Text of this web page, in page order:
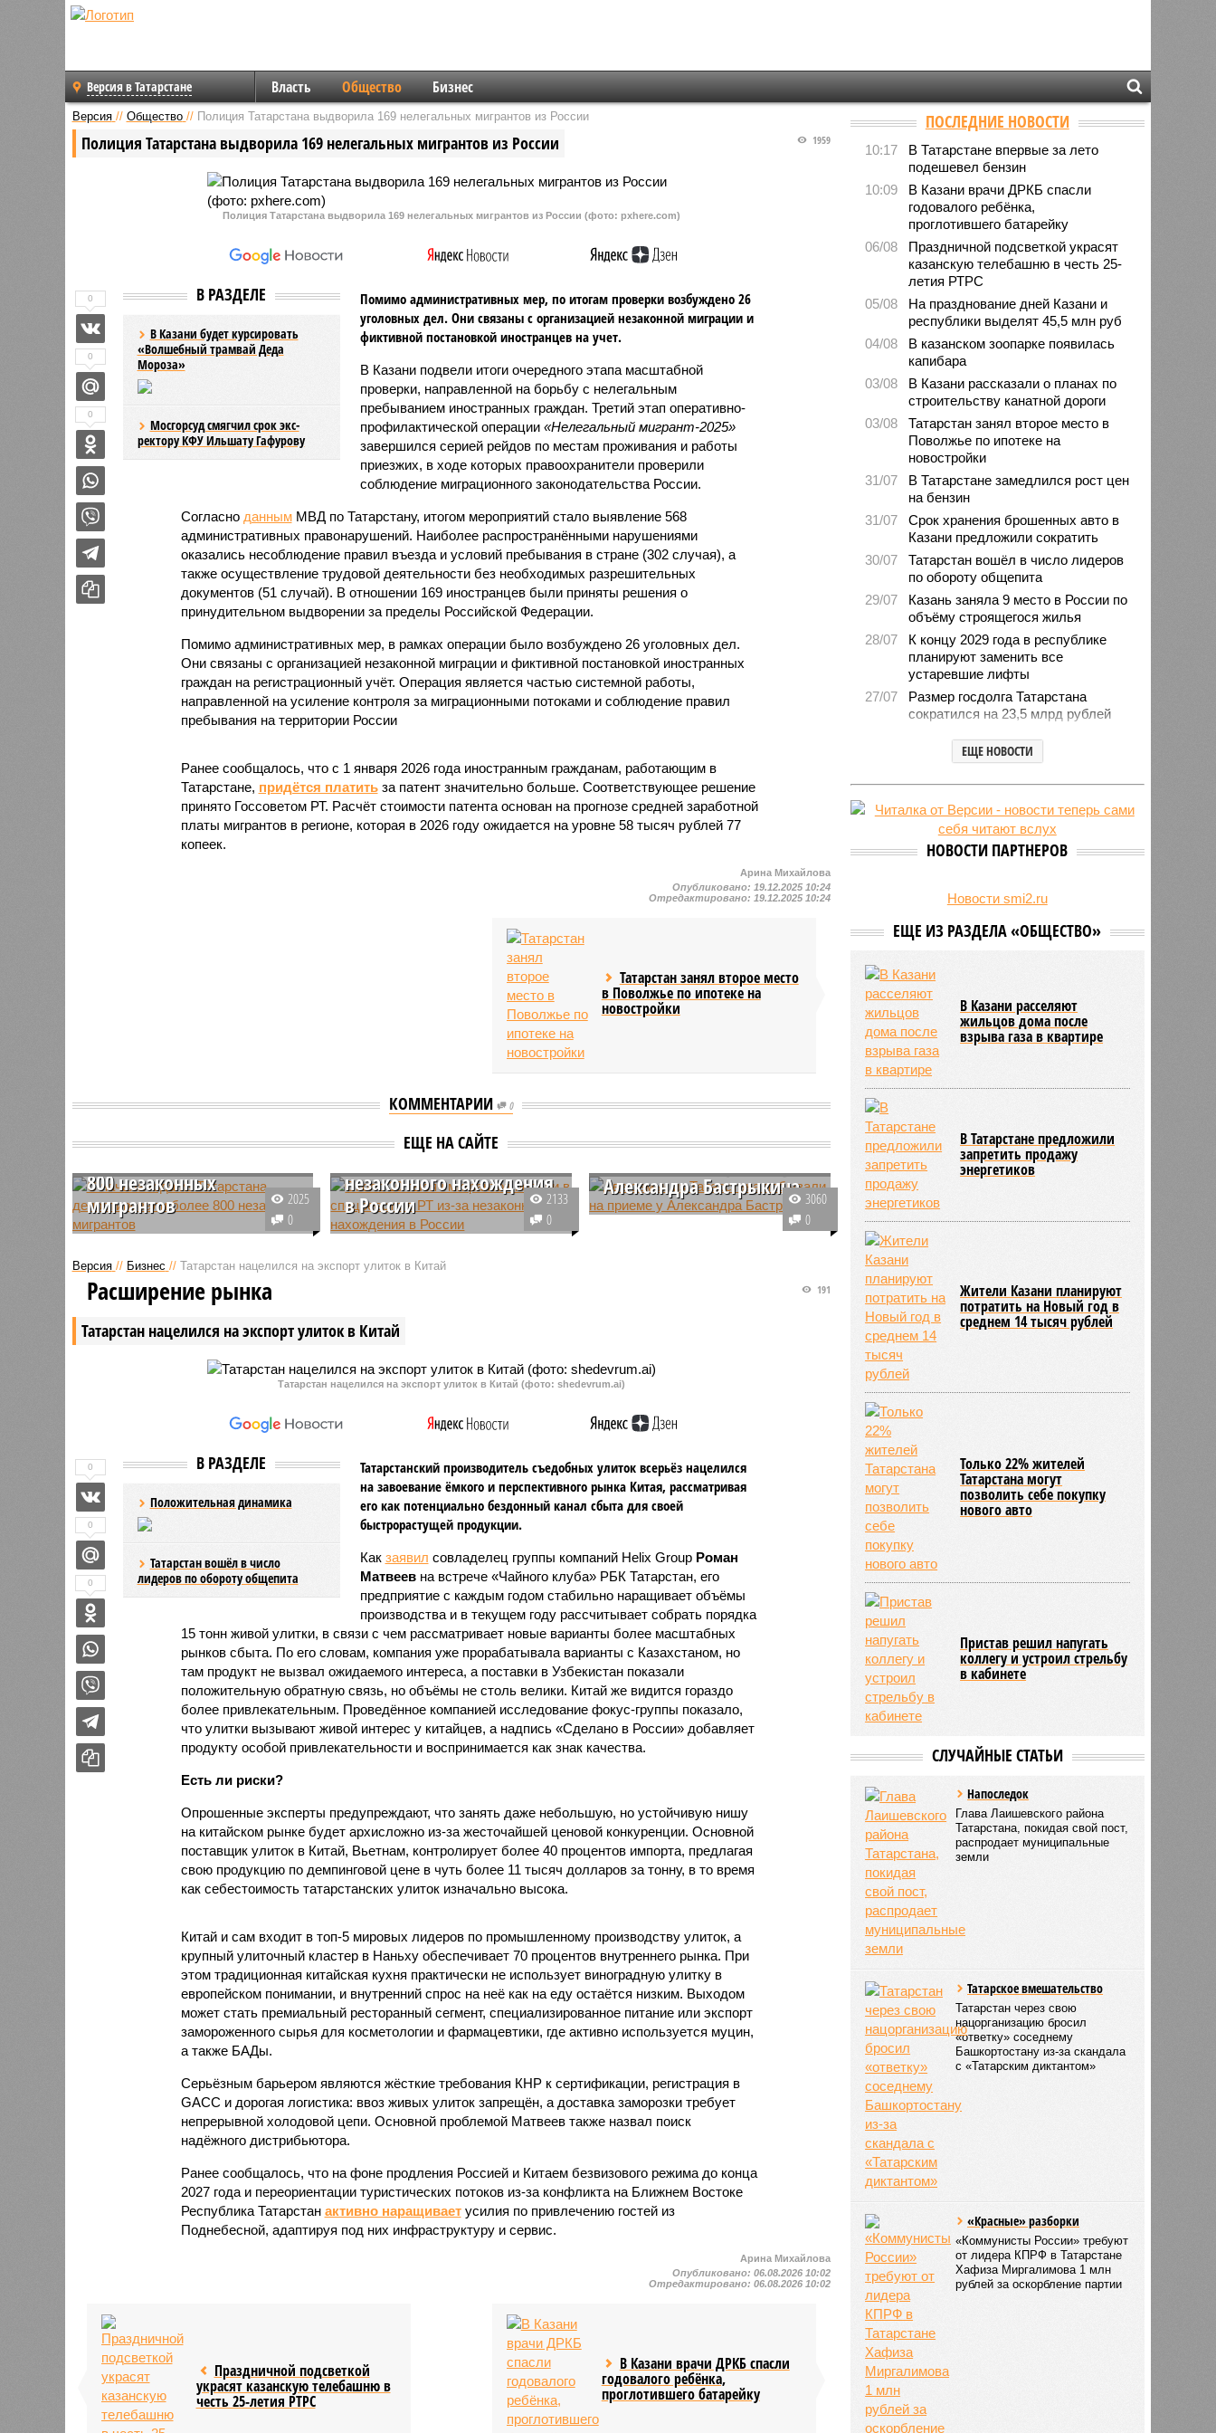
Версия в Татарстане Власть Общество Бизнес
Версия // Общество // Полиция Татарстана выдворила 169 нелегальных мигрантов из России
Полиция Татарстана выдворила 169 нелегальных мигрантов из России 1959
Полиция Татарстана выдворила 169 нелегальных мигрантов из России (фото: pxhere.com)
В РАЗДЕЛЕ
В Казани будет курсировать
«Волшебный трамвай Деда
Мороза»
Мосгорсуд смягчил срок экс-
ректору КФУ Ильшату Гафурову
Помимо административных мер, по итогам проверки возбуждено 26
уголовных дел. Они связаны с организацией незаконной миграции и
фиктивной постановкой иностранцев на учет.
В Казани подвели итоги очередного этапа масштабной
проверки, направленной на борьбу с нелегальным
пребыванием иностранных граждан. Третий этап оперативно-
профилактической операции «Нелегальный мигрант-2025»
завершился серией рейдов по местам проживания и работы
приезжих, в ходе которых правоохранители проверили
соблюдение миграционного законодательства России.
Согласно даннымМВД по Татарстану, итогом мероприятий стало выявление 568
административных правонарушений. Наиболее распространёнными нарушениями
оказались несоблюдение правил въезда и условий пребывания в стране (302 случая), а
также осуществление трудовой деятельности без необходимых разрешительных
документов (51 случай). В отношении 169 иностранцев были приняты решения о
принудительном выдворении за пределы Российской Федерации.
Помимо административных мер, в рамках операции было возбуждено 26 уголовных дел.
Они связаны с организацией незаконной миграции и фиктивной постановкой иностранных
граждан на регистрационный учёт. Операция является частью системной работы,
направленной на усиление контроля за миграционными потоками и соблюдение правил
пребывания на территории России
Ранее сообщалось, что с 1 января 2026 года иностранным гражданам, работающим в
Татарстане, придётся платитьза патент значительно больше. Соответствующее решение
принято Госсоветом РТ. Расчёт стоимости патента основан на прогнозе средней заработной
платы мигрантов в регионе, которая в 2026 году ожидается на уровне 58 тысяч рублей 77
копеек.
0
0
0
Арина Михайлова
Опубликовано: 19.12.2025 10:24
Отредактировано: 19.12.2025 10:24
Татарстан занял второе место
в Поволжье по ипотеке на
новостройки
КОММЕНТАРИИ 0
ЕЩЕ НА САЙТЕ
С начала года из
Татарстана
800 незаконных
мигрантов
Согласно данным управления
приставов (ФССП) России по РТ,
с начала года из республики
депортировали более 800
незаконных мигрантов.
2025
0
Около 10 тысяч
мигрантов попали в
спецреестр в РТ из-за
незаконного нахождения
в России
Как сообщили в УВМ МВД по
внесённых в реестр – мужчины
подтверждающих законное
работу.
2133
0
Две семьи из Татарстана
Александра Бастрыкина
Две семьи из Татарстана в
поисках справедливости дошли
3060
0
Версия // Бизнес // Татарстан нацелился на экспорт улиток в Китай
Татарстан нацелился на экспорт улиток в Китай
191
Расширение рынка
Татарстан нацелился на экспорт улиток в Китай (фото: shedevrum.ai)
В РАЗДЕЛЕ
Положительная динамика
Татарстан вошёл в число
лидеров по обороту общепита
Татарстанский производитель съедобных улиток всерьёз нацелился
на завоевание ёмкого и перспективного рынка Китая, рассматривая
его как потенциально бездонный канал сбыта для своей
быстрорастущей продукции.
Как заявил совладелец группы компаний Helix Group Роман
Матвеевна встрече «Чайного клуба» РБК Татарстан, его
предприятие с каждым годом стабильно наращивает объёмы
производства и в текущем году рассчитывает собрать порядка
15 тонн живой улитки, в связи с чем рассматривает новые варианты более масштабных
рынков сбыта. По его словам, компания уже прорабатывала варианты с Казахстаном, но
там продукт не вызвал ожидаемого интереса, а поставки в Узбекистан показали
положительную обратную связь, но объёмы не столь велики. Китай же видится гораздо
более привлекательным. Проведённое компанией исследование фокус-группы показало,
что улитки вызывают живой интерес у китайцев, а надпись «Сделано в России» добавляет
продукту особой привлекательности и воспринимается как знак качества.
Есть ли риски?
Опрошенные эксперты предупреждают, что занять даже небольшую, но устойчивую нишу
на китайском рынке будет архисложно из-за жесточайшей ценовой конкуренции. Основной
поставщик улиток в Китай, Вьетнам, контролирует более 40 процентов импорта, предлагая
свою продукцию по демпинговой цене в чуть более 11 тысяч долларов за тонну, в то время
как себестоимость татарстанских улиток изначально высока.
Китай и сам входит в топ-5 мировых лидеров по промышленному производству улиток, а
крупный улиточный кластер в Наньху обеспечивает 70 процентов внутреннего рынка. При
этом традиционная китайская кухня практически не использует виноградную улитку в
европейском понимании, и внутренний спрос на неё как на еду остаётся низким. Выходом
может стать премиальный ресторанный сегмент, специализированное питание или экспорт
замороженного сырья для косметологии и фармацевтики, где активно используется муцин,
а также БАДы.
Серьёзным барьером являются жёсткие требования КНР к сертификации, регистрация в
GACC и дорогая логистика: ввоз живых улиток запрещён, а доставка заморозки требует
непрерывной холодовой цепи. Основной проблемой Матвеев также назвал поиск
надёжного дистрибьютора.
Ранее сообщалось, что на фоне продления Россией и Китаем безвизового режима до конца
2027 года и переориентации туристических потоков из-за конфликта на Ближнем Востоке
Республика Татарстан активно наращиваетусилия по привлечению гостей из
Поднебесной, адаптируя под них инфраструктуру и сервис.
0
0
0
Арина Михайлова
Опубликовано:06.08.2026 10:02
Отредактировано:06.08.2026 10:02
Праздничной подсветкой
украсят казанскую телебашню в
честь 25-летия РТРС
В Казани врачи ДРКБ спасли
годовалого ребёнка,
проглотившего батарейку
ПОСЛЕДНИЕ НОВОСТИ
10:17
В Татарстане впервые за лето
подешевел бензин
10:09
В Казани врачи ДРКБ спасли
годовалого ребёнка,
проглотившего батарейку
06/08
Праздничной подсветкой украсят
казанскую телебашню в честь 25-
летия РТРС
05/08
На празднование дней Казани и
республики выделят 45,5 млн руб
04/08
В казанском зоопарке появилась
капибара
03/08
В Казани рассказали о планах по
строительству канатной дороги
03/08
Татарстан занял второе место в
Поволжье по ипотеке на
новостройки
31/07
В Татарстане замедлился рост цен
на бензин
31/07
Срок хранения брошенных авто в
Казани предложили сократить
30/07
Татарстан вошёл в число лидеров
по обороту общепита
29/07
Казань заняла 9 место в России по
объёму строящегося жилья
28/07
К концу 2029 года в республике
планируют заменить все
устаревшие лифты
27/07
Размер госдолга Татарстана
сократился на 23,5 млрд рублей
Свыше 2,3 млн «квадратов»
нового жилья построили с начала
врезался в дерево и загорелся,
есть погибшие
ЕЩЕ НОВОСТИ
НОВОСТИ ПАРТНЕРОВ
Новости smi2.ru
ЕЩЕ ИЗ РАЗДЕЛА «ОБЩЕСТВО»
В Казани расселяют
жильцов дома после
взрыва газа в квартире
В Татарстане предложили
запретить продажу
энергетиков
Жители Казани планируют
потратить на Новый год в
среднем 14 тысяч рублей
Только 22% жителей
Татарстана могут
позволить себе покупку
нового авто
Пристав решил напугать
коллегу и устроил стрельбу
в кабинете
СЛУЧАЙНЫЕ СТАТЬИ
Напоследок
Глава Лаишевского района
Татарстана, покидая свой пост,
распродает муниципальные
земли
Татарское вмешательство
Татарстан через свою
нацорганизацию бросил
«ответку» соседнему
Башкортостану из-за скандала
с «Татарским диктантом»
«Красные» разборки
«Коммунисты России» требуют
от лидера КПРФ в Татарстане
Хафиза Миргалимова 1 млн
рублей за оскорбление партии